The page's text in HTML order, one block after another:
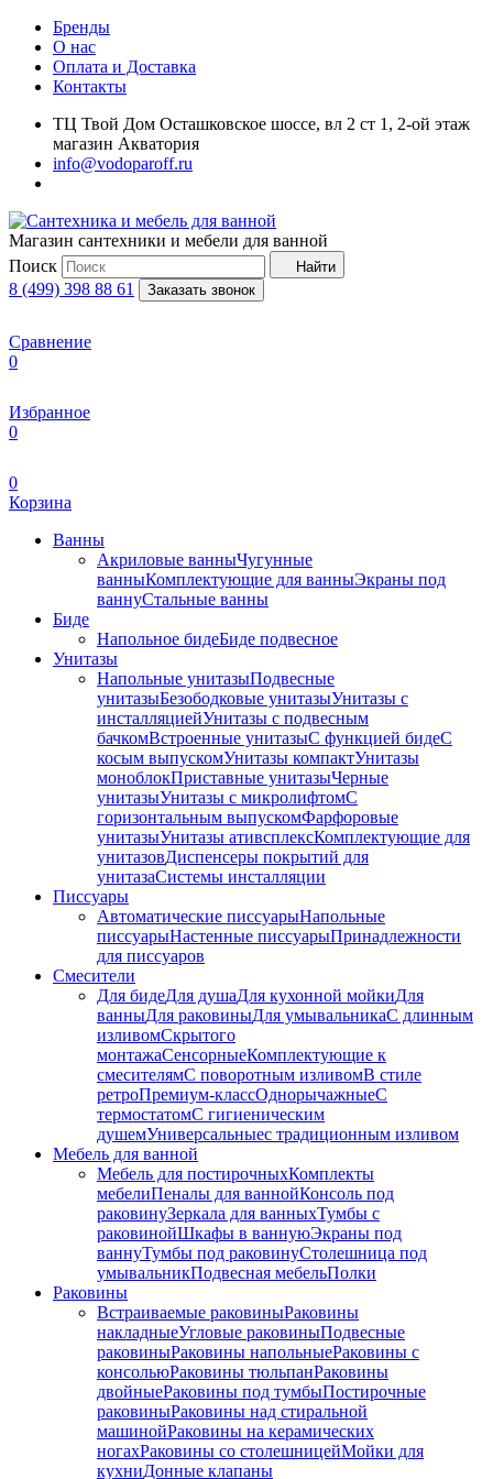
Бренды
О нас
Оплата и Доставка
Контакты
ТЦ Твой Дом Осташковское шоссе, вл 2 ст 1, 2-ой этаж
магазин Акватория
info@vodoparoff.ru
Магазин сантехники и мебели для ванной
Поиск
Найти
8 (499) 398 88 61 Заказать звонок
Сравнение
0
Избранное
0
0
Корзина
Ванны
Акриловые ванныЧугунные
ванныКомплектующие для ванныЭкраны под
ваннуСтальные ванны
Биде
Напольное бидеБиде пoдвеснoе
Унитазы
Напольные унитазыПодвесные
унитазыБезободковые унитазыУнитазы с
инсталляциейУнитазы с подвесным
бачкомВстроенные унитазыС функцией бидеС
косым выпускомУнитазы компактУнитазы
моноблокПриставные унитазыЧерные
унитазыУнитазы с микролифтомC
горизонтальным выпускомФарфоровые
унитазыУнитазы ативсплексКомплектующие для
унитазовДиспенсеры покрытий для
унитазаСистемы инсталляции
Писсуары
Автоматические писсуарыНапольные
писсуарыНастенные писсуарыПринадлежности
для писсуаров
Смесители
Для бидеДля душаДля кухонной мойкиДля
ванныДля раковиныДля умывальникаС длинным
изливомСкрытого
монтажаСенсорныеКомплектующие к
смесителямС поворотным изливомВ стиле
ретроПремиум-классОднорычажныеС
термостатомС гигиеническим
душемУниверсальныес традиционным изливом
Мебель для ванной
Мебель для постирочныхКомплекты
мебелиПеналы для ваннойКонсоль под
раковинуЗеркала для ванныхТумбы с
раковинойШкафы в ваннуюЭкраны под
ваннуТумбы под раковинуСтолешница под
умывальникПодвесная мебельПолки
Раковины
Встраиваемые раковиныРаковины
накладныеУгловые раковиныПодвесные
раковиныРаковины напольныеРаковины с
консольюРаковины тюльпанРаковины
двойныеРаковины под тумбыПостирочные
раковиныРаковины над стиральной
машинойРаковины на керамических
ногахРаковины со столешницейМойки для
кухниДонные клапаны